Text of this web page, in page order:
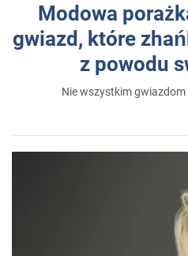
Modowa
gwiazd, które
z powodu
Nie wszystkim